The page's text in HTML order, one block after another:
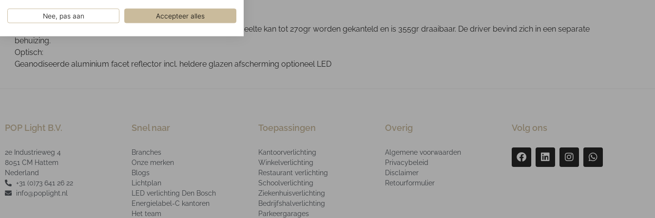
Nee, pas aan Accepteer alles
Ontwerp:
Gepoedercoute aluminium die-cast behuizing. Het optische gedeelte kan tot 270gr worden gekanteld en is 355gr draaibaar. De driver bevind zich in een separate
behuizing.
Optisch:
Geanodiseerde aluminium facet reflector incl. heldere glazen afscherming optioneel LED
POP Light B.V.
2e Industrieweg 4
8051 CM Hattem
Nederland
+31 (0)73 641 26 22
info@poplight.nl
Snel naar
Branches
Onze merken
Blogs
Lichtplan
LED verlichting Den Bosch
Energielabel-C kantoren
Het team
Toepassingen
Kantoorverlichting
Winkelverlichting
Restaurant verlichting
Schoolverlichting
Ziekenhuisverlichting
Bedrijfshalverlichting
Parkeergarages
Overig
Algemene voorwaarden
Privacybeleid
Disclaimer
Retourformulier
Volg ons